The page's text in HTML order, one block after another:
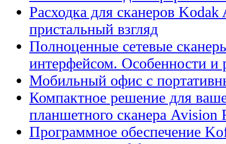
Расходка для сканеров
пристальный взгляд
Полноценные сетевые
интерфейсом. Особенности и
Мобильный офис с
Компактное решение для
планшетного сканера Avision
Программное обеспечение